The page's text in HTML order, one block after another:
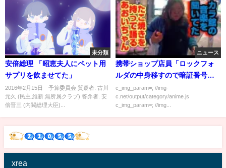
未分類
安倍総理 「昭恵夫人にペット用
サプリを飲ませてた」
2016年2月15日 予算委員会 質疑者. 古川
元久 (民主.維新.無所属クラブ) 答弁者. 安
倍晋三 (内閣総理大臣)...
ニュース
携帯ショップ店員「ロックフォ
ルダの中身移すので暗証番号教
えてください＾＾」
c_img_param=; //img-
c.net/output/category/anime.js
c_img_param=; //img...
xrea